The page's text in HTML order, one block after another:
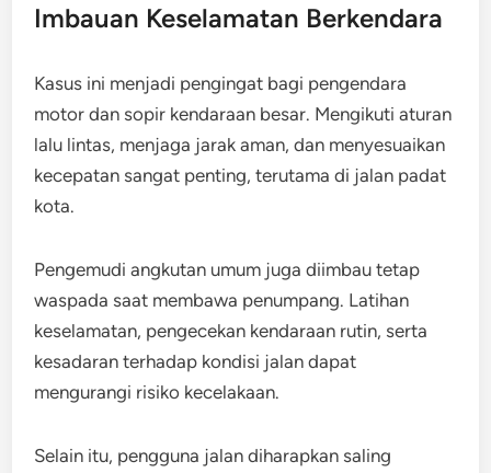
Imbauan Keselamatan Berkendara
Kasus ini menjadi pengingat bagi pengendara
motor dan sopir kendaraan besar. Mengikuti aturan
lalu lintas, menjaga jarak aman, dan menyesuaikan
kecepatan sangat penting, terutama di jalan padat
kota.
Pengemudi angkutan umum juga diimbau tetap
waspada saat membawa penumpang. Latihan
keselamatan, pengecekan kendaraan rutin, serta
kesadaran terhadap kondisi jalan dapat
mengurangi risiko kecelakaan.
Selain itu, pengguna jalan diharapkan saling